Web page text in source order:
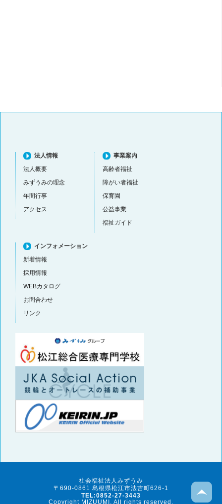
法人情報
法人概要
みずうみの理念
年間行事
アクセス
事業案内
高齢者福祉
障がい者福祉
保育園
公益事業
福祉ガイド
インフォメーション
新着情報
採用情報
WEBカタログ
お問合わせ
リンク
社会福祉法人みずうみ
〒690-0861 島根県松江市法吉町626-1
TEL:0852-27-3443
Copyright MIZUUMI. All rights reserved.